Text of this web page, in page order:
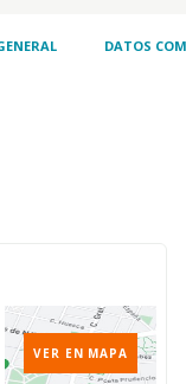
DATOS
VER EN MAPA